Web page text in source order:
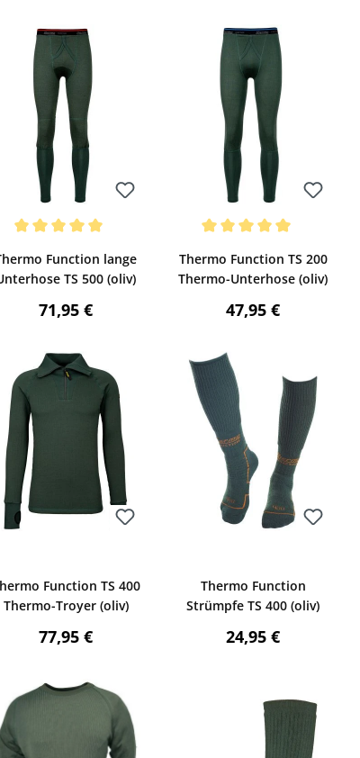
Bewerten
Function lange
TS 500 (oliv)
Regulärer Preis:
71,95 €
Bewerten
Thermo Function TS 200
Thermo-Unterhose (oliv)
Regulärer Preis:
47,95 €
Function TS 400
Thermo-Troyer (oliv)
Regulärer Preis:
77,95 €
Thermo Function
Strümpfe TS 400 (oliv)
Regulärer Preis:
24,95 €